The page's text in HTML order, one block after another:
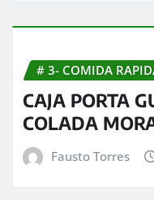
# 3- COMIDA
CAJA PORTA
COLADA
Fausto Torres